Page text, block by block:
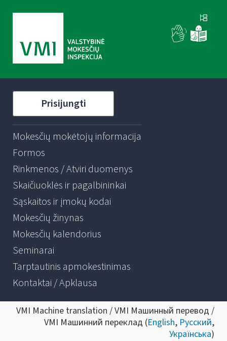
Prisijungti
Mokesčių mokėtojų informacija
Formos
Rinkmenos / Atviri duomenys
Skaičiuoklės ir pagalbininkai
Sąskaitos ir įmokų kodai
Mokesčių žinynas
Mokesčių kalendorius
Seminarai
Tarptautinis apmokestinimas
Kontaktai / Apklausa
VMI Machine translation / VMI Машинный перевод /
VMI Машинний переклад (English, Русский,
Українська)